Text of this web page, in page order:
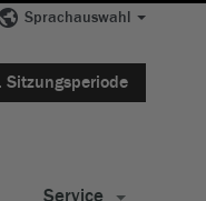
Sprachauswahl
Sitzungsperiode